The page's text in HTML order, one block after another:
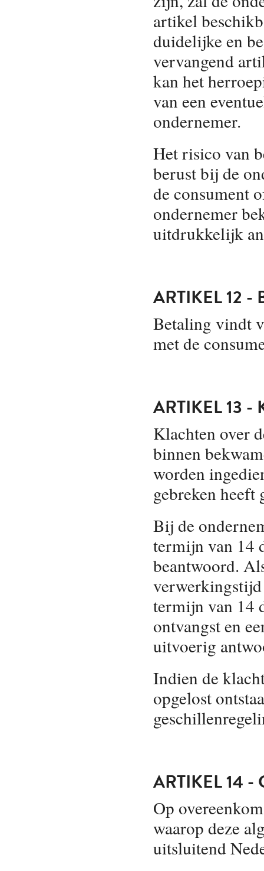
artikel
duidelijke en
vervangend
kan het
van een
ondernemer.
Het risico van
berust bij de
de consument
ondernemer
uitdrukkelijk
ARTIKEL 12 -
Betaling vindt
met de
ARTIKEL 13 -
Klachten over
binnen
worden
gebreken heeft
Bij de
termijn van 14
beantwoord.
termijn van 14
ontvangst en
uitvoerig
Indien de
opgelost
ARTIKEL 14 -
Op
waarop deze
uitsluitend